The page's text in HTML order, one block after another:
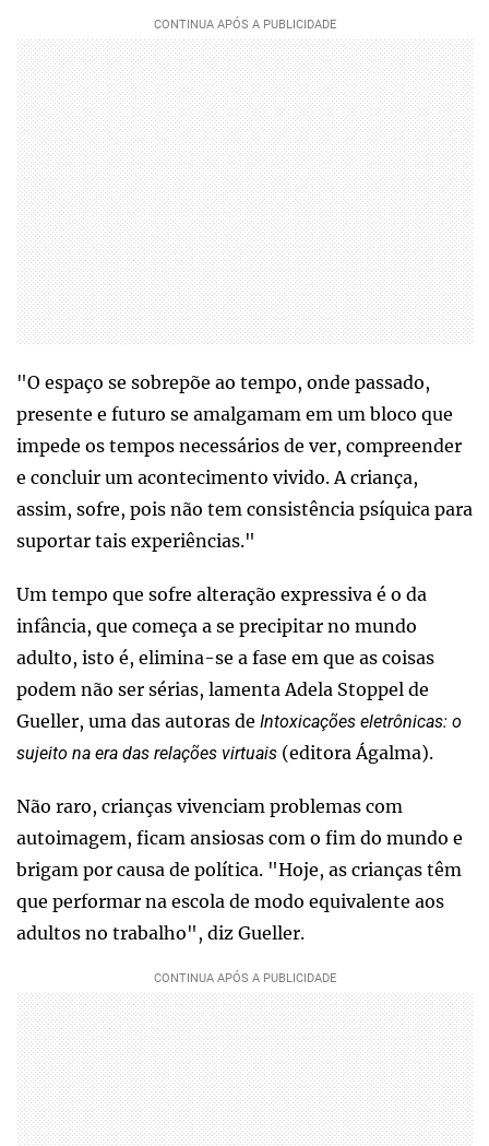
"O espaço se sobrepõe ao tempo, onde passado,
presente e futuro se amalgamam em um bloco que
impede os tempos necessários de ver, compreender
e concluir um acontecimento vivido. A criança,
assim, sofre, pois não tem consistência psíquica para
suportar tais experiências."
Um tempo que sofre alteração expressiva é o da
infância, que começa a se precipitar no mundo
adulto, isto é, elimina-se a fase em que as coisas
podem não ser sérias, lamenta Adela Stoppel de
Gueller, uma das autoras de Intoxicações eletrônicas: o
sujeito na era das relações virtuais (editora Ágalma).
Não raro, crianças vivenciam problemas com
autoimagem, ficam ansiosas com o fim do mundo e
brigam por causa de política. "Hoje, as crianças têm
que performar na escola de modo equivalente aos
adultos no trabalho", diz Gueller.